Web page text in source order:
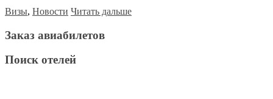
Визы, Новости Читать дальше
Заказ авиабилетов
Поиск отелей